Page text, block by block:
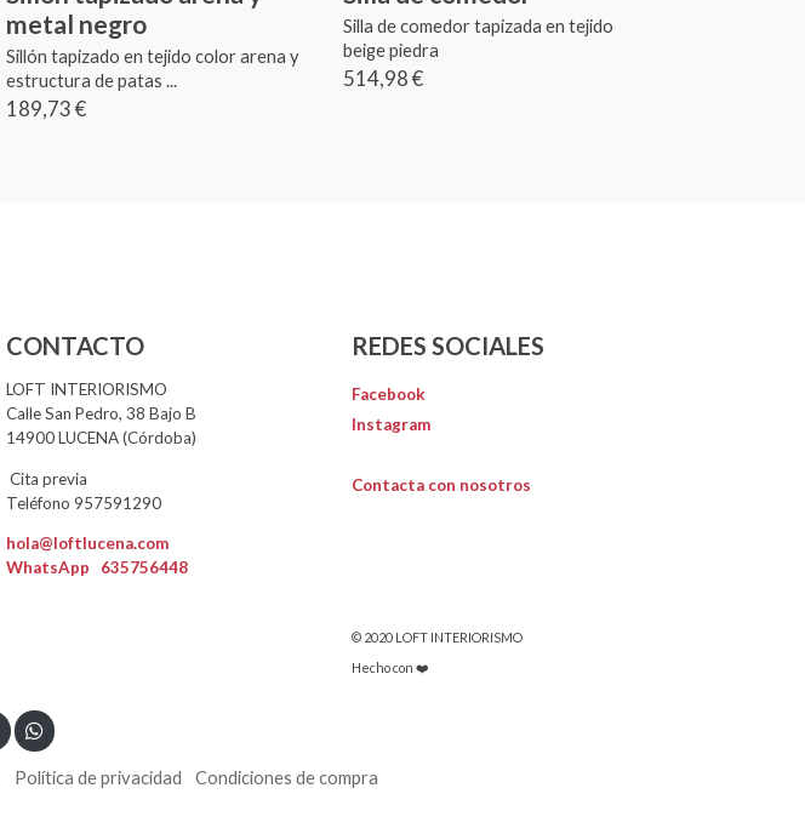
metal negro
Sillón tapizado en tejido color arena y
estructura de patas ...
189,73 €
Silla de comedor tapizada en tejido
beige piedra
514,98 €
CONTACTO
LOFT INTERIORISMO
Calle San Pedro, 38 Bajo B
14900 LUCENA (Córdoba)
Cita previa
Teléfono 957591290
hola@loftlucena.com
WhatsApp 635756448
REDES SOCIALES
Facebook
Instagram
Contacta con nosotros
© 2020 LOFT INTERIORISMO
Hecho con ❤️
Política de privacidad Condiciones de compra